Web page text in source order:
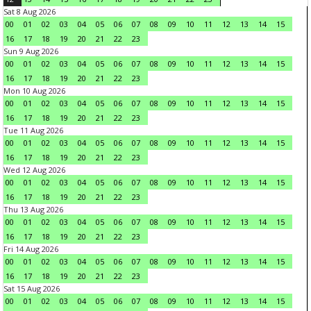
Sat 8 Aug 2026
00
01 02 03 04 05 06 07 08 09 10 11 12 13 14
15
16
17 18 19 20 21 22
23
Sun 9 Aug 2026
00
01 02 03 04 05 06 07 08 09 10 11 12 13 14
15
16
17 18 19 20 21 22
23
Mon 10 Aug 2026
00
01 02 03 04 05 06 07 08 09 10 11 12 13 14
15
16
17 18 19 20 21 22
23
Tue 11 Aug 2026
00
01 02 03 04 05 06 07 08 09 10 11 12 13 14
15
16
17 18 19 20 21 22
23
Wed 12 Aug 2026
00
01 02 03 04 05 06 07 08 09 10 11 12 13 14
15
16
17 18 19 20 21 22
23
Thu 13 Aug 2026
00
01 02 03 04 05 06 07 08 09 10 11 12 13 14
15
16
17 18 19 20 21 22
23
Fri 14 Aug 2026
00
01 02 03 04 05 06 07 08 09 10 11 12 13 14
15
16
17 18 19 20 21 22
23
Sat 15 Aug 2026
00
01 02 03 04 05 06 07 08 09 10 11 12 13 14
15